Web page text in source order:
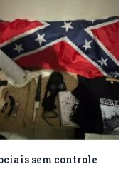
sem controle